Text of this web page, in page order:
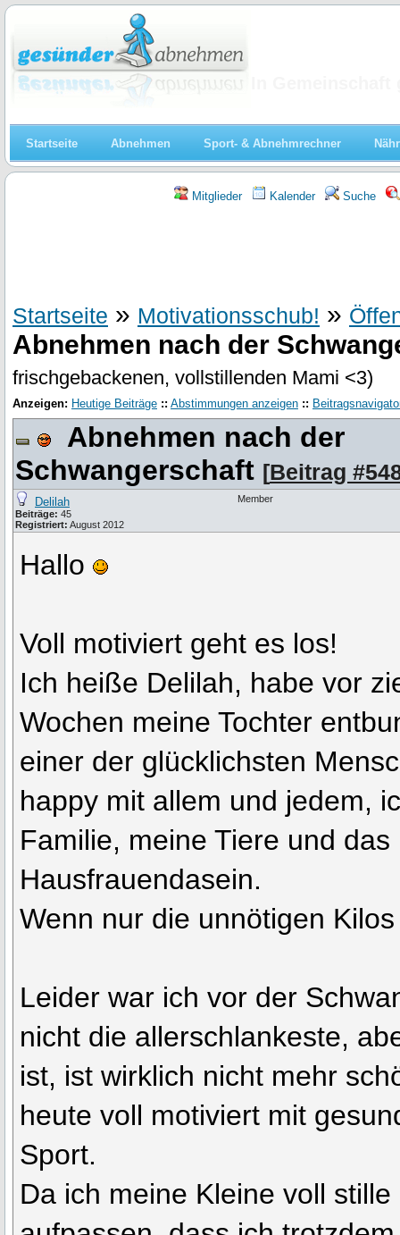
Startseite Abnehmen Sport- & Abnehmrechner
Mitglieder Kalender Suche
Startseite » Motivationsschub! »
Abnehmen nach der
frischgebackenen, vollstillenden Mami <3)
Anzeigen: Heutige Beiträge :: Abstimmungen anzeigen ::
Abnehmen nach der
Schwangerschaft [Beitrag
Delilah
Beiträge: 45
Registriert: August 2012
Member
Hallo
Voll motiviert geht es los!
Ich heiße Delilah, habe vor
Wochen meine Tochter
einer der glücklichsten
happy mit allem und jedem,
Familie, meine Tiere und
Hausfrauendasein.
Wenn nur die unnötigen
Leider war ich vor der
nicht die allerschlankeste,
ist, ist wirklich nicht mehr
heute voll motiviert mit
Sport.
Da ich meine Kleine voll